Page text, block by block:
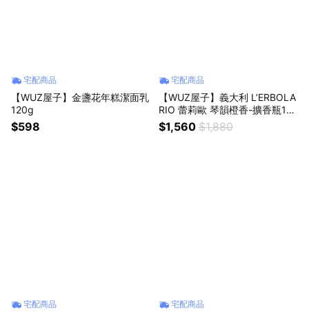
宅配商品
【WUZ屋子】金盞花年糕潔面乳
120g
$598
宅配商品
【WUZ屋子】義大利 L’ERBOLA
RIO 蕾莉歐 琴韻橙香-擴香瓶125
ml
$1,560 $1,880
宅配商品 宅配商品